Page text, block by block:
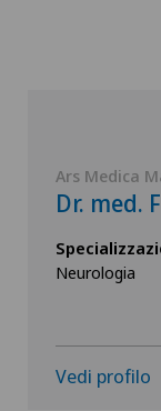
Ars Medica
Dr. med.
Neurologia
Vedi profilo